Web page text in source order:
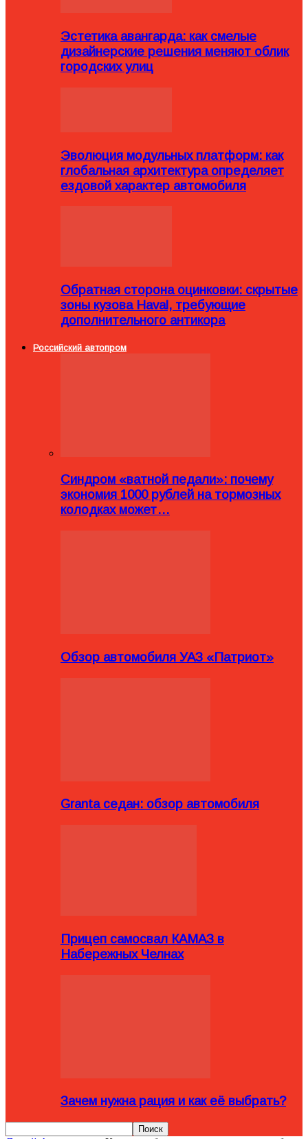
Эстетика авангарда: как смелые
дизайнерские решения меняют облик
городских улиц
Эволюция модульных платформ: как
глобальная архитектура определяет
ездовой характер автомобиля
Обратная сторона оцинковки: скрытые
зоны кузова Haval, требующие
дополнительного антикора
Российский автопром
Синдром «ватной педали»: почему
экономия 1000 рублей на тормозных
колодках может…
Обзор автомобиля УАЗ «Патриот»
Granta седан: обзор автомобиля
Прицеп самосвал КАМАЗ в
Набережных Челнах
Зачем нужна рация и как её выбрать?